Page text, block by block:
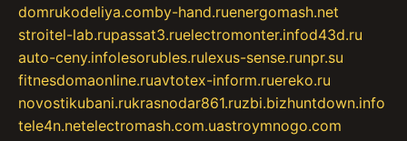
domrukodeliya.comby-hand.ruenergomash.net
stroitel-lab.rupassat3.ruelectromonter.infod43d.ru
auto-ceny.infolesorubles.rulexus-sense.runpr.su
fitnesdomaonline.ruavtotex-inform.ruereko.ru
novostikubani.rukrasnodar861.ruzbi.bizhuntdown.info
tele4n.netelectromash.com.uastroymnogo.com